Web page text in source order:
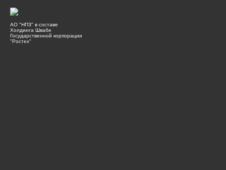
АО "НПЗ" в составе
Холдинга Швабе
Государственной корпорации
"Ростех"